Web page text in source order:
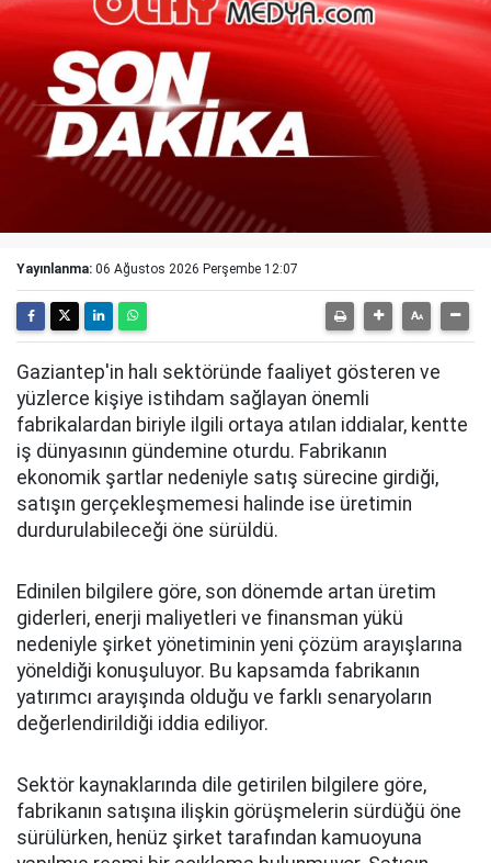
Yayınlanma: 06 Ağustos 2026 Perşembe 12:07
Gaziantep'in halı sektöründe faaliyet gösteren ve
yüzlerce kişiye istihdam sağlayan önemli
fabrikalardan biriyle ilgili ortaya atılan iddialar, kentte
iş dünyasının gündemine oturdu. Fabrikanın
ekonomik şartlar nedeniyle satış sürecine girdiği,
satışın gerçekleşmemesi halinde ise üretimin
durdurulabileceği öne sürüldü.
Edinilen bilgilere göre, son dönemde artan üretim
giderleri, enerji maliyetleri ve finansman yükü
nedeniyle şirket yönetiminin yeni çözüm arayışlarına
yöneldiği konuşuluyor. Bu kapsamda fabrikanın
yatırımcı arayışında olduğu ve farklı senaryoların
değerlendirildiği iddia ediliyor.
Sektör kaynaklarında dile getirilen bilgilere göre,
fabrikanın satışına ilişkin görüşmelerin sürdüğü öne
sürülürken, henüz şirket tarafından kamuoyuna